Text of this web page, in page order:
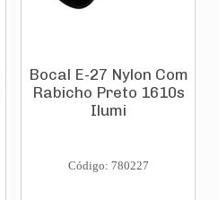
Bocal E-27 Nylon Com
Rabicho Preto 1610s
Ilumi
Código: 780227